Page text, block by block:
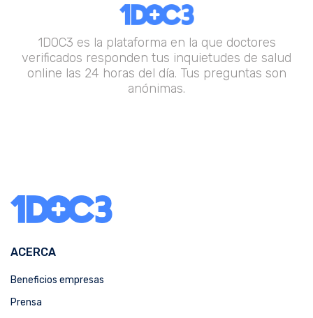
1DOC3 es la plataforma en la que doctores
verificados responden tus inquietudes de salud
online las 24 horas del día. Tus preguntas son
anónimas.
ACERCA
Beneficios empresas
Prensa